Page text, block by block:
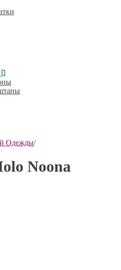
Одежды/
Noona